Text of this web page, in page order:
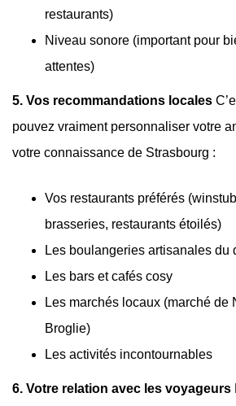
restaurants)
Niveau sonore (important pour
attentes)
5. Vos recommandations locales
pouvez vraiment personnaliser votre
votre connaissance de Strasbourg :
Vos restaurants préférés
brasseries, restaurants étoilés)
Les boulangeries artisanales du
Les bars et cafés cosy
Les marchés locaux (marché de
Broglie)
Les activités incontournables
6. Votre relation avec les voyageurs